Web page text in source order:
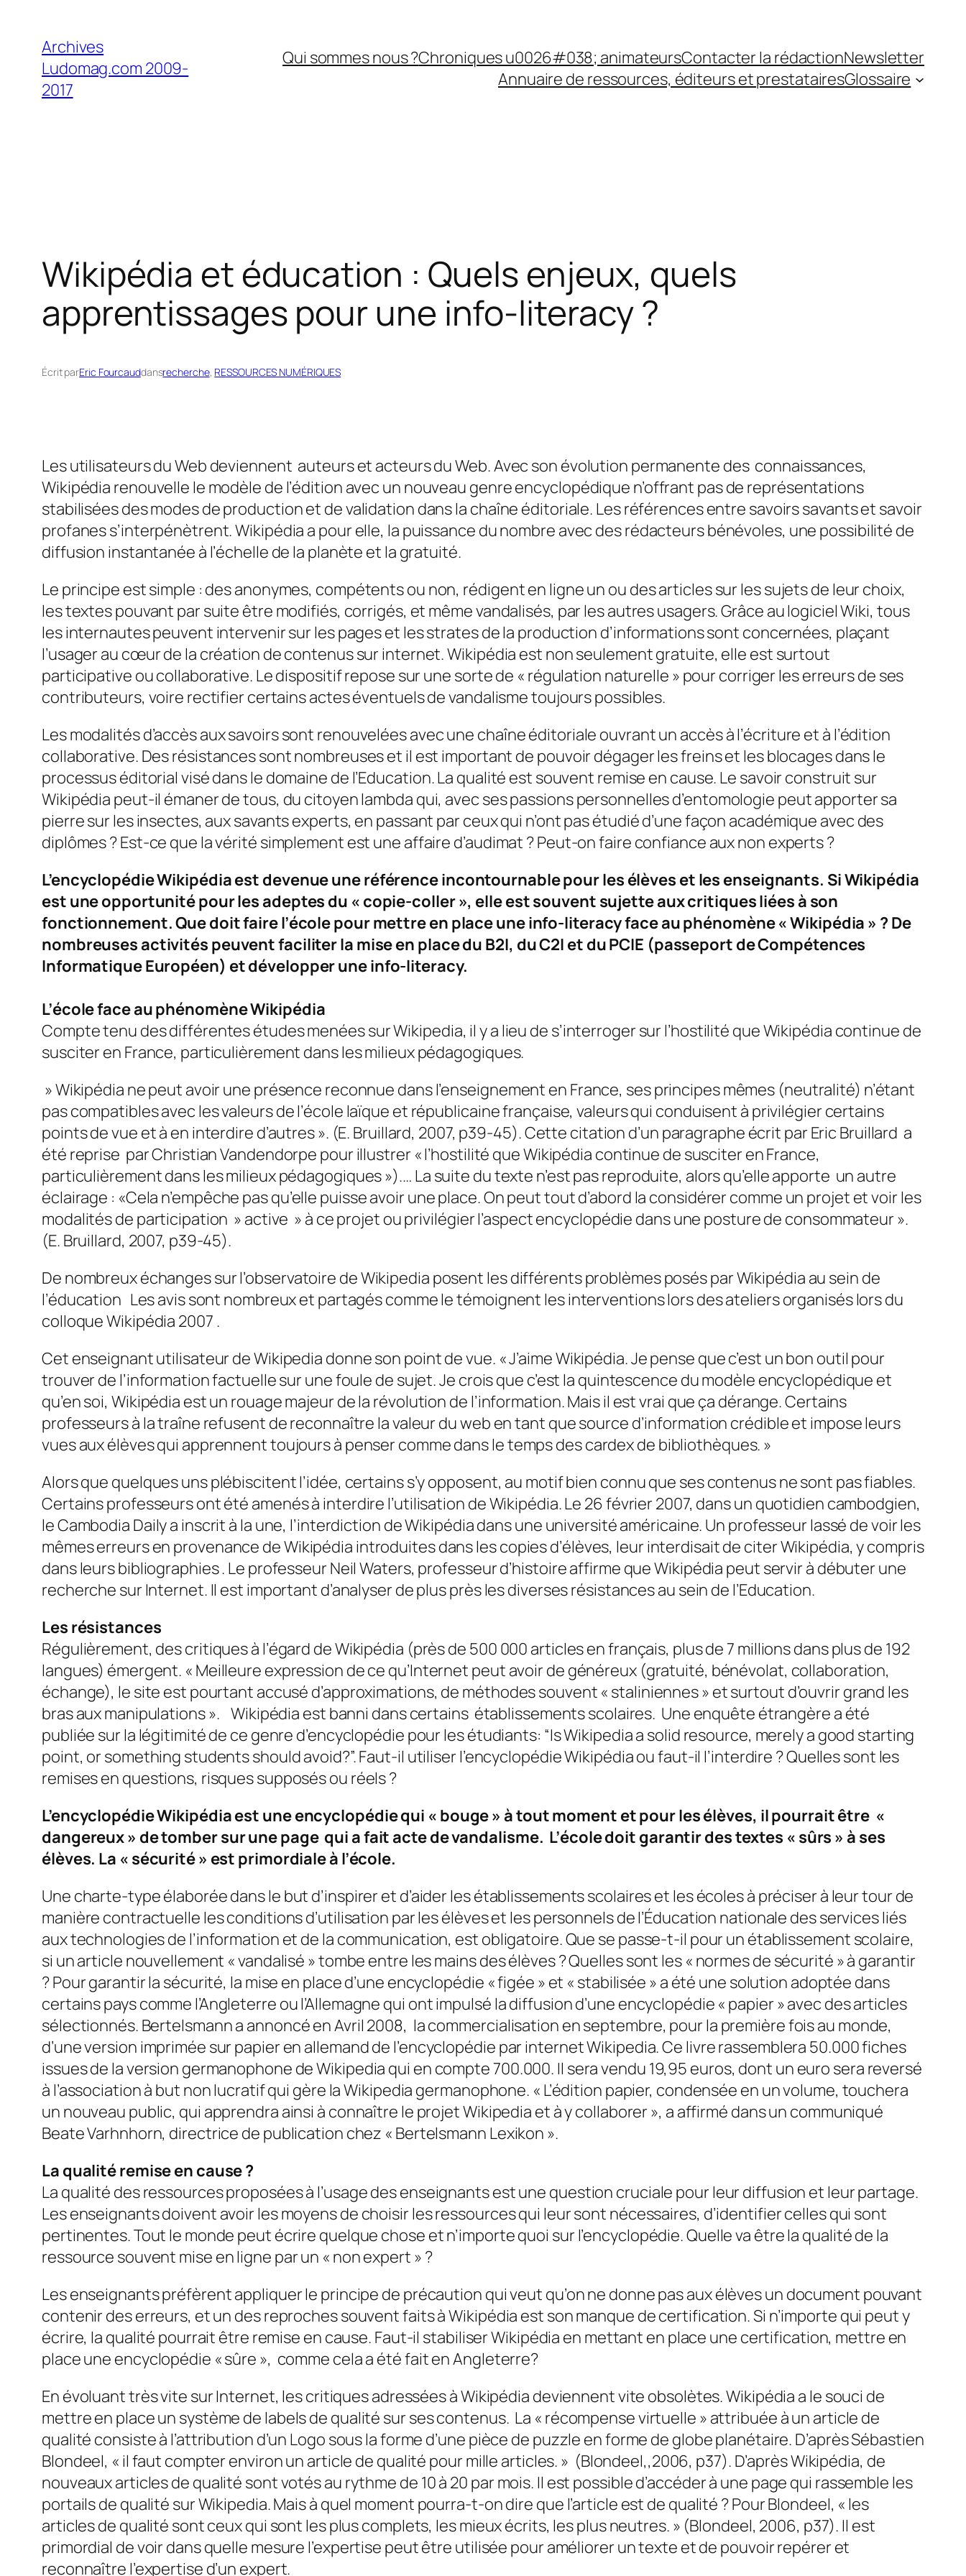
contenu
Archives
Ludomag.com 2009-
2017
Qui sommes nous ?Chroniques u0026#038; animateursContacter la rédactionNewsletter
Annuaire de ressources, éditeurs et prestatairesGlossaire
Wikipédia et éducation : Quels enjeux, quels
apprentissages pour une info-literacy ?
Écrit parEric Fourcauddansrecherche, RESSOURCES NUMÉRIQUES
Les utilisateurs du Web deviennent auteurs et acteurs du Web. Avec son évolution permanente des connaissances,
Wikipédia renouvelle le modèle de l’édition avec un nouveau genre encyclopédique n’offrant pas de représentations
stabilisées des modes de production et de validation dans la chaîne éditoriale. Les références entre savoirs savants et savoir
profanes s’interpénètrent. Wikipédia a pour elle, la puissance du nombre avec des rédacteurs bénévoles, une possibilité de
diffusion instantanée à l’échelle de la planète et la gratuité.
Le principe est simple : des anonymes, compétents ou non, rédigent en ligne un ou des articles sur les sujets de leur choix,
les textes pouvant par suite être modifiés, corrigés, et même vandalisés, par les autres usagers. Grâce au logiciel Wiki, tous
les internautes peuvent intervenir sur les pages et les strates de la production d’informations sont concernées, plaçant
l’usager au cœur de la création de contenus sur internet. Wikipédia est non seulement gratuite, elle est surtout
participative ou collaborative. Le dispositif repose sur une sorte de « régulation naturelle » pour corriger les erreurs de ses
contributeurs, voire rectifier certains actes éventuels de vandalisme toujours possibles.
Les modalités d’accès aux savoirs sont renouvelées avec une chaîne éditoriale ouvrant un accès à l’écriture et à l’édition
collaborative. Des résistances sont nombreuses et il est important de pouvoir dégager les freins et les blocages dans le
processus éditorial visé dans le domaine de l’Education. La qualité est souvent remise en cause. Le savoir construit sur
Wikipédia peut-il émaner de tous, du citoyen lambda qui, avec ses passions personnelles d’entomologie peut apporter sa
pierre sur les insectes, aux savants experts, en passant par ceux qui n’ont pas étudié d’une façon académique avec des
diplômes ? Est-ce que la vérité simplement est une affaire d’audimat ? Peut-on faire confiance aux non experts ?
L’encyclopédie Wikipédia est devenue une référence incontournable pour les élèves et les enseignants. Si Wikipédia
est une opportunité pour les adeptes du « copie-coller », elle est souvent sujette aux critiques liées à son
fonctionnement. Que doit faire l’école pour mettre en place une info-literacy face au phénomène « Wikipédia » ? De
nombreuses activités peuvent faciliter la mise en place du B2I, du C2I et du PCIE (passeport de Compétences
Informatique Européen) et développer une info-literacy.
L’école face au phénomène Wikipédia
Compte tenu des différentes études menées sur Wikipedia, il y a lieu de s’interroger sur l’hostilité que Wikipédia continue de
susciter en France, particulièrement dans les milieux pédagogiques.
» Wikipédia ne peut avoir une présence reconnue dans l’enseignement en France, ses principes mêmes (neutralité) n’étant
pas compatibles avec les valeurs de l’école laïque et républicaine française, valeurs qui conduisent à privilégier certains
points de vue et à en interdire d’autres ». (E. Bruillard, 2007, p39-45). Cette citation d’un paragraphe écrit par Eric Bruillard a
été reprise par Christian Vandendorpe pour illustrer « l’hostilité que Wikipédia continue de susciter en France,
particulièrement dans les milieux pédagogiques »).… La suite du texte n’est pas reproduite, alors qu’elle apporte un autre
éclairage : «Cela n’empêche pas qu’elle puisse avoir une place. On peut tout d’abord la considérer comme un projet et voir les
modalités de participation » active » à ce projet ou privilégier l’aspect encyclopédie dans une posture de consommateur ».
(E. Bruillard, 2007, p39-45).
De nombreux échanges sur l’observatoire de Wikipedia posent les différents problèmes posés par Wikipédia au sein de
l’éducation Les avis sont nombreux et partagés comme le témoignent les interventions lors des ateliers organisés lors du
colloque Wikipédia 2007 .
Cet enseignant utilisateur de Wikipedia donne son point de vue. « J’aime Wikipédia. Je pense que c’est un bon outil pour
trouver de l’information factuelle sur une foule de sujet. Je crois que c’est la quintescence du modèle encyclopédique et
qu’en soi, Wikipédia est un rouage majeur de la révolution de l’information. Mais il est vrai que ça dérange. Certains
professeurs à la traîne refusent de reconnaître la valeur du web en tant que source d’information crédible et impose leurs
vues aux élèves qui apprennent toujours à penser comme dans le temps des cardex de bibliothèques. »
Alors que quelques uns plébiscitent l’idée, certains s’y opposent, au motif bien connu que ses contenus ne sont pas fiables.
Certains professeurs ont été amenés à interdire l’utilisation de Wikipédia. Le 26 février 2007, dans un quotidien cambodgien,
le Cambodia Daily a inscrit à la une, l’interdiction de Wikipédia dans une université américaine. Un professeur lassé de voir les
mêmes erreurs en provenance de Wikipédia introduites dans les copies d’élèves, leur interdisait de citer Wikipédia, y compris
dans leurs bibliographies . Le professeur Neil Waters, professeur d’histoire affirme que Wikipédia peut servir à débuter une
recherche sur Internet. Il est important d’analyser de plus près les diverses résistances au sein de l’Education.
Les résistances
Régulièrement, des critiques à l’égard de Wikipédia (près de 500 000 articles en français, plus de 7 millions dans plus de 192
langues) émergent. « Meilleure expression de ce qu’Internet peut avoir de généreux (gratuité, bénévolat, collaboration,
échange), le site est pourtant accusé d’approximations, de méthodes souvent « staliniennes » et surtout d’ouvrir grand les
bras aux manipulations ». Wikipédia est banni dans certains établissements scolaires. Une enquête étrangère a été
publiée sur la légitimité de ce genre d’encyclopédie pour les étudiants: “Is Wikipedia a solid resource, merely a good starting
point, or something students should avoid?”. Faut-il utiliser l’encyclopédie Wikipédia ou faut-il l’interdire ? Quelles sont les
remises en questions, risques supposés ou réels ?
L’encyclopédie Wikipédia est une encyclopédie qui « bouge » à tout moment et pour les élèves, il pourrait être «
dangereux » de tomber sur une page qui a fait acte de vandalisme. L’école doit garantir des textes « sûrs » à ses
élèves. La « sécurité » est primordiale à l’école.
Une charte-type élaborée dans le but d’inspirer et d’aider les établissements scolaires et les écoles à préciser à leur tour de
manière contractuelle les conditions d’utilisation par les élèves et les personnels de l’Éducation nationale des services liés
aux technologies de l’information et de la communication, est obligatoire. Que se passe-t-il pour un établissement scolaire,
si un article nouvellement « vandalisé » tombe entre les mains des élèves ? Quelles sont les « normes de sécurité » à garantir
? Pour garantir la sécurité, la mise en place d’une encyclopédie « figée » et « stabilisée » a été une solution adoptée dans
certains pays comme l’Angleterre ou l’Allemagne qui ont impulsé la diffusion d’une encyclopédie « papier » avec des articles
sélectionnés. Bertelsmann a annoncé en Avril 2008, la commercialisation en septembre, pour la première fois au monde,
d’une version imprimée sur papier en allemand de l’encyclopédie par internet Wikipedia. Ce livre rassemblera 50.000 fiches
issues de la version germanophone de Wikipedia qui en compte 700.000. Il sera vendu 19,95 euros, dont un euro sera reversé
à l’association à but non lucratif qui gère la Wikipedia germanophone. « L’édition papier, condensée en un volume, touchera
un nouveau public, qui apprendra ainsi à connaître le projet Wikipedia et à y collaborer », a affirmé dans un communiqué
Beate Varhnhorn, directrice de publication chez « Bertelsmann Lexikon ».
La qualité remise en cause ?
La qualité des ressources proposées à l’usage des enseignants est une question cruciale pour leur diffusion et leur partage.
Les enseignants doivent avoir les moyens de choisir les ressources qui leur sont nécessaires, d’identifier celles qui sont
pertinentes. Tout le monde peut écrire quelque chose et n’importe quoi sur l’encyclopédie. Quelle va être la qualité de la
ressource souvent mise en ligne par un « non expert » ?
Les enseignants préfèrent appliquer le principe de précaution qui veut qu’on ne donne pas aux élèves un document pouvant
contenir des erreurs, et un des reproches souvent faits à Wikipédia est son manque de certification. Si n’importe qui peut y
écrire, la qualité pourrait être remise en cause. Faut-il stabiliser Wikipédia en mettant en place une certification, mettre en
place une encyclopédie « sûre », comme cela a été fait en Angleterre?
En évoluant très vite sur Internet, les critiques adressées à Wikipédia deviennent vite obsolètes. Wikipédia a le souci de
mettre en place un système de labels de qualité sur ses contenus. La « récompense virtuelle » attribuée à un article de
qualité consiste à l’attribution d’un Logo sous la forme d’une pièce de puzzle en forme de globe planétaire. D’après Sébastien
Blondeel, « il faut compter environ un article de qualité pour mille articles. » (Blondeel,,2006, p37). D’après Wikipédia, de
nouveaux articles de qualité sont votés au rythme de 10 à 20 par mois. Il est possible d’accéder à une page qui rassemble les
portails de qualité sur Wikipedia. Mais à quel moment pourra-t-on dire que l’article est de qualité ? Pour Blondeel, « les
articles de qualité sont ceux qui sont les plus complets, les mieux écrits, les plus neutres. » (Blondeel, 2006, p37). Il est
primordial de voir dans quelle mesure l’expertise peut être utilisée pour améliorer un texte et de pouvoir repérer et
reconnaître l’expertise d’un expert.